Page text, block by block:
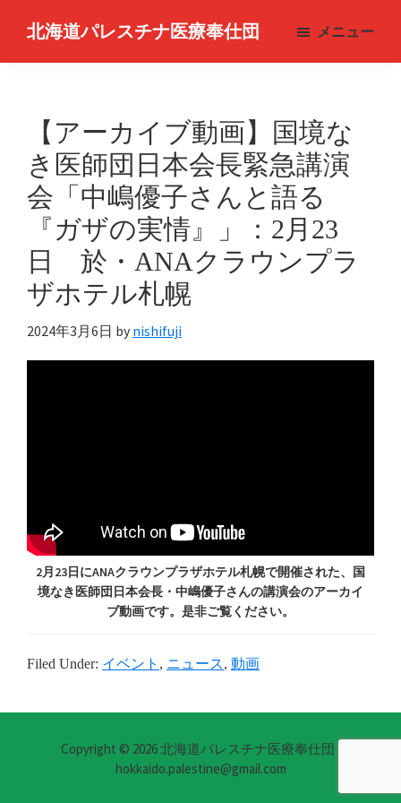
main
北海道パレスチナ医療奉仕団
for
Palestine
メニュー
【アーカイブ動画】国境な
き医師団日本会長緊急講演
会「中嶋優子さんと語る
『ガザの実情』」：2月23
日 於・ANAクラウンプラ
ザホテル札幌
2024年3月6日 by nishifuji
2月23日にANAクラウンプラザホテル札幌で開催された、国
境なき医師団日本会長・中嶋優子さんの講演会のアーカイ
ブ動画です。是非ご覧ください。
Filed Under: イベント , ニュース, 動画
Copyright © 2026 北海道パレスチナ医療奉仕団 |
hokkaido.palestine@gmail.com